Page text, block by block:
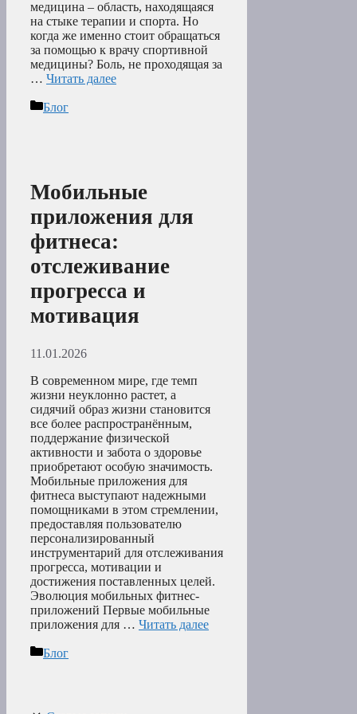
медицина – область, находящаяся
на стыке терапии и спорта. Но
когда же именно стоит обращаться
за помощью к врачу спортивной
медицины? Боль, не проходящая за
… Читать далее
Рубрики
Блог
Мобильные
приложения для
фитнеса:
отслеживание
прогресса и
мотивация
11.01.2026
В современном мире, где темп
жизни неуклонно растет, а
сидячий образ жизни становится
все более распространённым,
поддержание физической
активности и забота о здоровье
приобретают особую значимость.
Мобильные приложения для
фитнеса выступают надежными
помощниками в этом стремлении,
предоставляя пользователю
персонализированный
инструментарий для отслеживания
прогресса, мотивации и
достижения поставленных целей.
Эволюция мобильных фитнес-
приложений Первые мобильные
приложения для … Читать далее
Рубрики
Блог